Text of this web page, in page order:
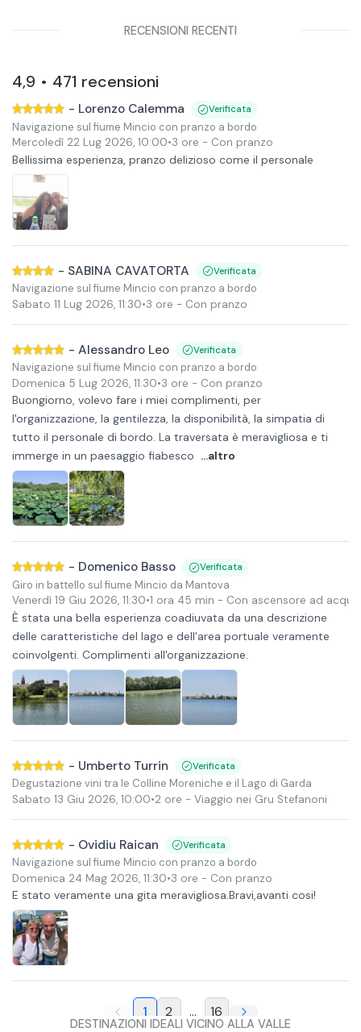
RECENSIONI RECENTI
4,9 • 471 recensioni
- Lorenzo Calemma Verificata
Navigazione sul fiume Mincio con pranzo a bordo
Mercoledì 22 Lug 2026, 10:00•3 ore - Con pranzo
Bellissima esperienza, pranzo delizioso come il personale
- SABINA CAVATORTA Verificata
Navigazione sul fiume Mincio con pranzo a bordo
Sabato 11 Lug 2026, 11:30•3 ore - Con pranzo
- Alessandro Leo Verificata
Navigazione sul fiume Mincio con pranzo a bordo
Domenica 5 Lug 2026, 11:30•3 ore - Con pranzo
Buongiorno, volevo fare i miei complimenti, per
l'organizzazione, la gentilezza, la disponibilità, la simpatia di
tutto il personale di bordo. La traversata è meravigliosa e ti
immerge in un paesaggio fiabesco ...altro
- Domenico Basso Verificata
Giro in battello sul fiume Mincio da Mantova
Venerdì 19 Giu 2026, 11:30•1 ora 45 min - Con ascensore ad acqua
È stata una bella esperienza coadiuvata da una descrizione
delle caratteristiche del lago e dell'area portuale veramente
coinvolgenti. Complimenti all'organizzazione.
- Umberto Turrin Verificata
Degustazione vini tra le Colline Moreniche e il Lago di Garda
Sabato 13 Giu 2026, 10:00•2 ore - Viaggio nei Gru Stefanoni
- Ovidiu Raican Verificata
Navigazione sul fiume Mincio con pranzo a bordo
Domenica 24 Mag 2026, 11:30•3 ore - Con pranzo
E stato veramente una gita meravigliosa.Bravi,avanti cosi!
1 2 ... 16
DESTINAZIONI IDEALI VICINO ALLA VALLE